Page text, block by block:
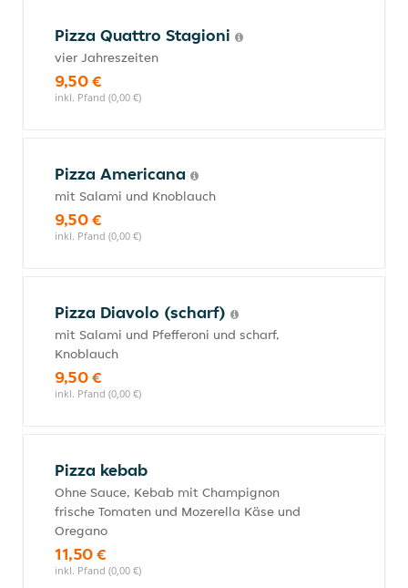
Pizza Quattro Stagioni
vier Jahreszeiten
9,50 €
inkl. Pfand (0,00 €)
Pizza Americana
mit Salami und Knoblauch
9,50 €
inkl. Pfand (0,00 €)
Pizza Diavolo (scharf)
mit Salami und Pfefferoni und scharf,
Knoblauch
9,50 €
inkl. Pfand (0,00 €)
Pizza kebab
Ohne Sauce, Kebab mit Champignon
frische Tomaten und Mozerella Käse und
Oregano
11,50 €
inkl. Pfand (0,00 €)